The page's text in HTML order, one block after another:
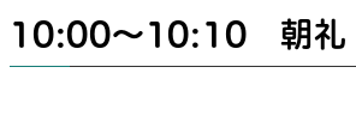
10:00～10:10 朝礼